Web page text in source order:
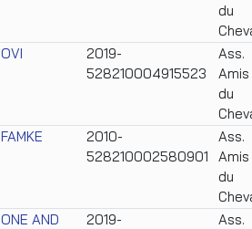
du
OVI
2019-
528210004915523
Ass.
Amis
du
FAMKE
2010-
528210002580901
Ass.
Amis
du
ONE AND
2019-
Ass.